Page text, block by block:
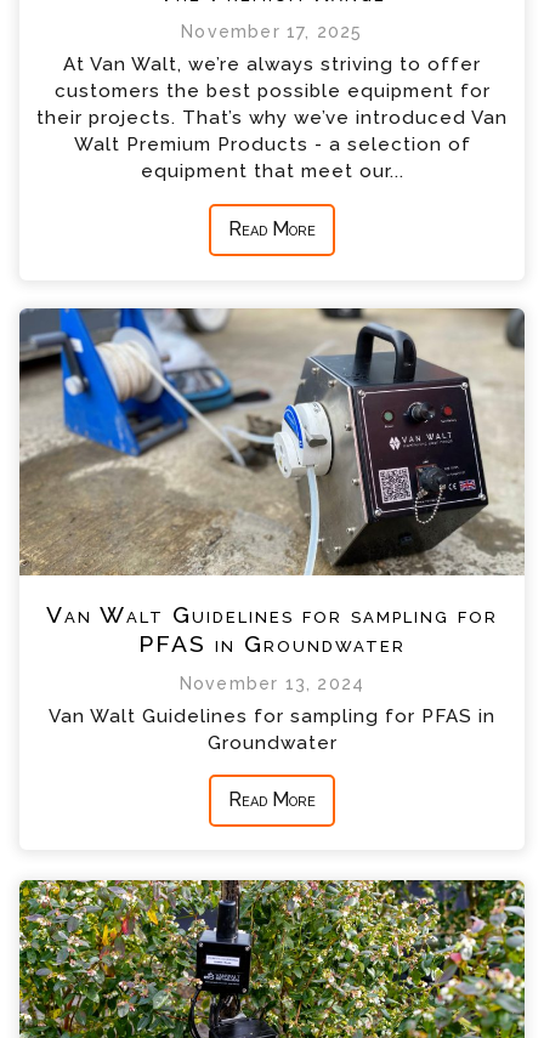
November 17, 2025
At Van Walt, we’re always striving to offer
customers the best possible equipment for
their projects. That’s why we’ve introduced Van
Walt Premium Products - a selection of
equipment that meet our...
Read More
Van Walt Guidelines for sampling for
PFAS in Groundwater
November 13, 2024
Van Walt Guidelines for sampling for PFAS in
Groundwater
Read More